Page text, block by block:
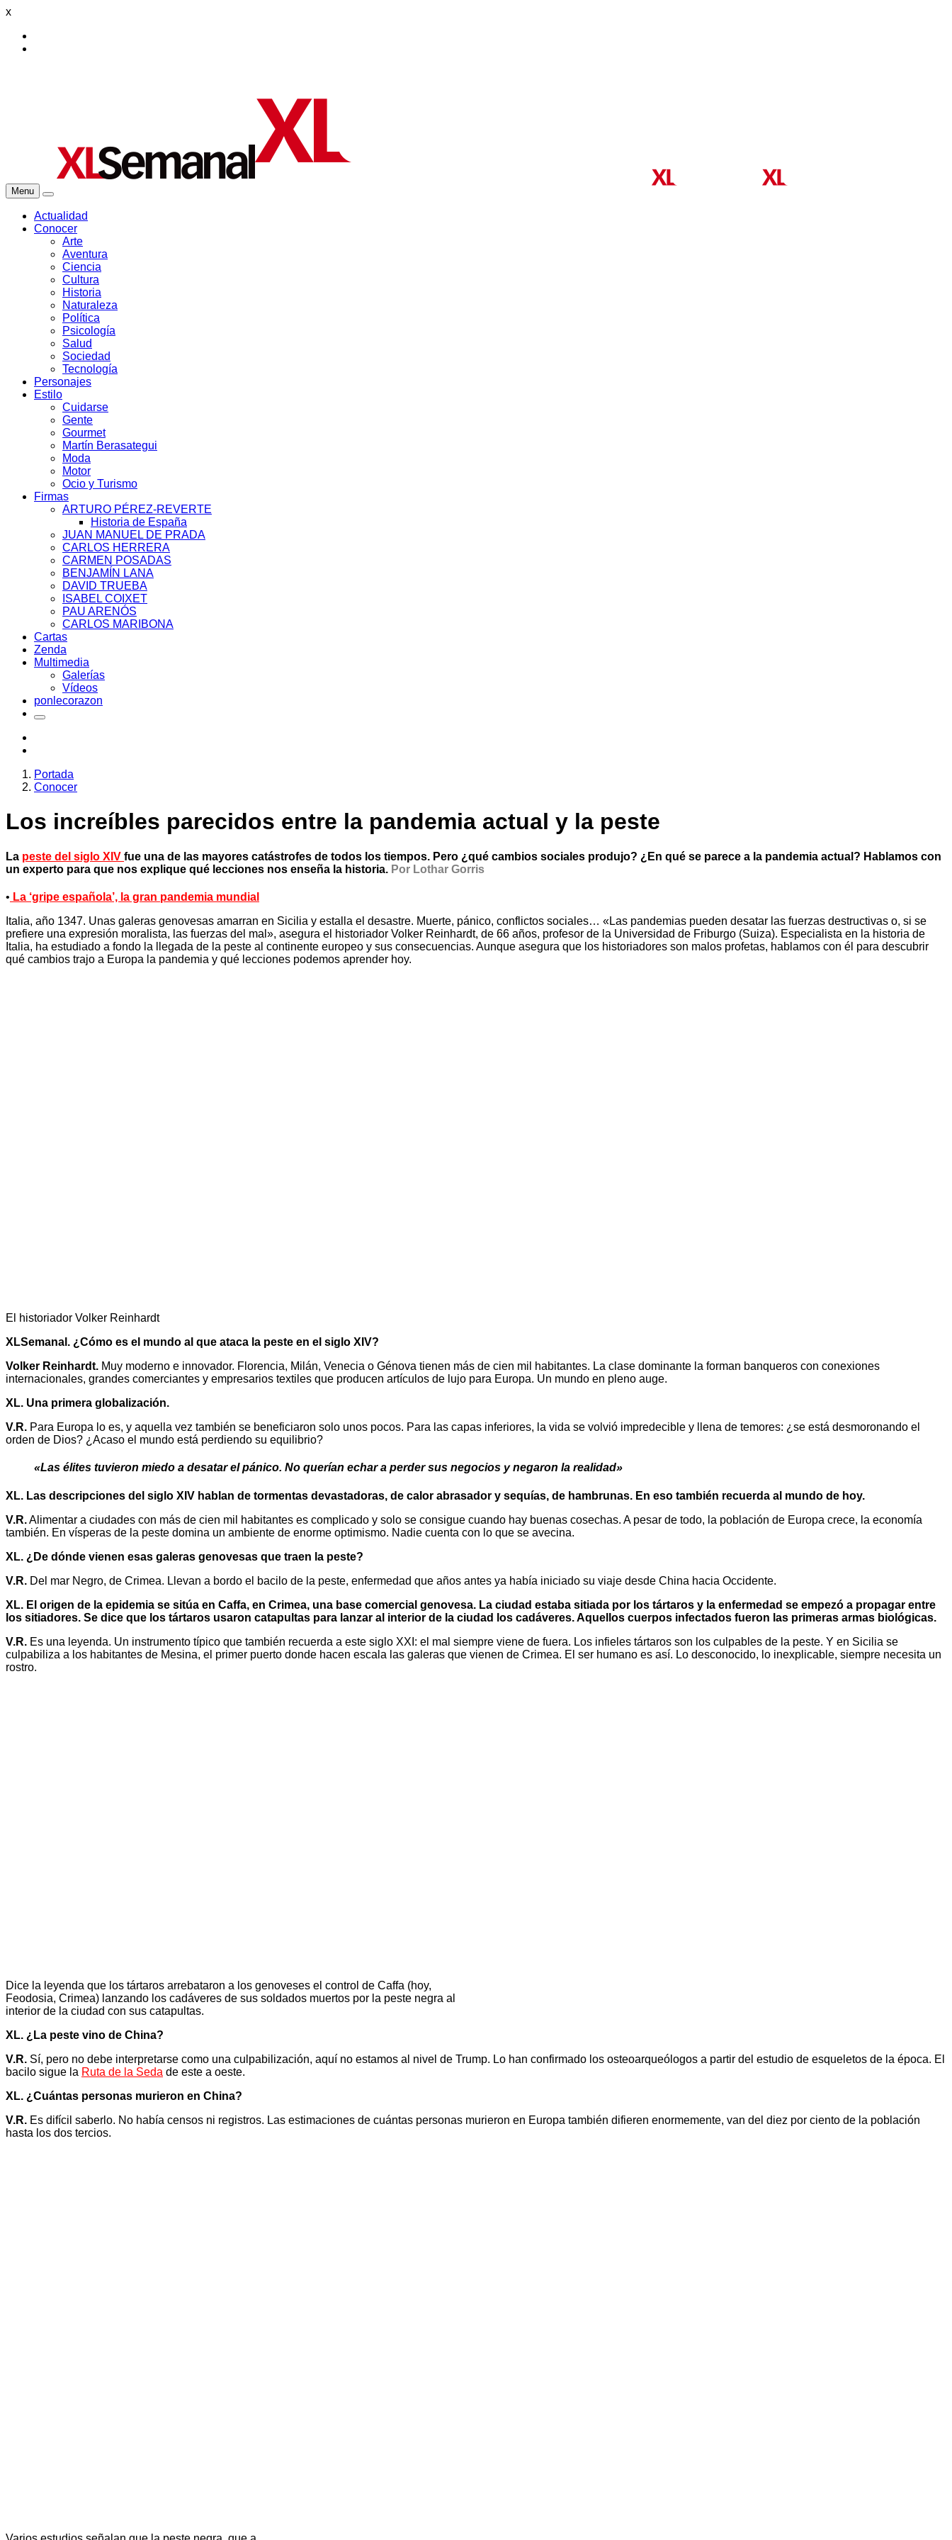
x
Menu
Actualidad
Conocer
Arte
Aventura
Ciencia
Cultura
Historia
Naturaleza
Política
Psicología
Salud
Sociedad
Tecnología
Personajes
Estilo
Cuidarse
Gente
Gourmet
Martín Berasategui
Moda
Motor
Ocio y Turismo
Firmas
ARTURO PÉREZ-REVERTE
Historia de España
JUAN MANUEL DE PRADA
CARLOS HERRERA
CARMEN POSADAS
BENJAMÍN LANA
DAVID TRUEBA
ISABEL COIXET
PAU ARENÓS
CARLOS MARIBONA
Cartas
Zenda
Multimedia
Galerías
Vídeos
ponlecorazon
Portada
Conocer
Los increíbles parecidos entre la pandemia actual y la peste
La peste del siglo XIV fue una de las mayores catástrofes de todos los tiempos. Pero ¿qué cambios sociales produjo? ¿En qué se parece a la pandemia actual? Hablamos con
un experto para que nos explique qué lecciones nos enseña la historia. Por Lothar Gorris
• La ‘gripe española’, la gran pandemia mundial
Italia, año 1347. Unas galeras genovesas amarran en Sicilia y estalla el desastre. Muerte, pánico, conflictos sociales… «Las pandemias pueden desatar las fuerzas destructivas o, si se
prefiere una expresión moralista, las fuerzas del mal», asegura el historiador Volker Reinhardt, de 66 años, profesor de la Universidad de Friburgo (Suiza). Especialista en la historia de
Italia, ha estudiado a fondo la llegada de la peste al continente europeo y sus consecuencias. Aunque asegura que los historiadores son malos profetas, hablamos con él para descubrir
qué cambios trajo a Europa la pandemia y qué lecciones podemos aprender hoy.
El historiador Volker Reinhardt
XLSemanal. ¿Cómo es el mundo al que ataca la peste en el siglo XIV?
Volker Reinhardt. Muy moderno e innovador. Florencia, Milán, Venecia o Génova tienen más de cien mil habitantes. La clase dominante la forman banqueros con conexiones
internacionales, grandes comerciantes y empresarios textiles que producen artículos de lujo para Europa. Un mundo en pleno auge.
XL. Una primera globalización.
V.R. Para Europa lo es, y aquella vez también se beneficiaron solo unos pocos. Para las capas inferiores, la vida se volvió impredecible y llena de temores: ¿se está desmoronando el
orden de Dios? ¿Acaso el mundo está perdiendo su equilibrio?
«Las élites tuvieron miedo a desatar el pánico. No querían echar a perder sus negocios y negaron la realidad»
XL. Las descripciones del siglo XIV hablan de tormentas devastadoras, de calor abrasador y sequías, de hambrunas. En eso también recuerda al mundo de hoy.
V.R.Alimentar a ciudades con más de cien mil habitantes es complicado y solo se consigue cuando hay buenas cosechas. A pesar de todo, la población de Europa crece, la economía
también. En vísperas de la peste domina un ambiente de enorme optimismo. Nadie cuenta con lo que se avecina.
XL. ¿De dónde vienen esas galeras genovesas que traen la peste?
V.R. Del mar Negro, de Crimea. Llevan a bordo el bacilo de la peste, enfermedad que años antes ya había iniciado su viaje desde China hacia Occidente.
XL. El origen de la epidemia se sitúa en Caffa, en Crimea, una base comercial genovesa. La ciudad estaba sitiada por los tártaros y la enfermedad se empezó a propagar entre
los sitiadores. Se dice que los tártaros usaron catapultas para lanzar al interior de la ciudad los cadáveres. Aquellos cuerpos infectados fueron las primeras armas biológicas.
V.R. Es una leyenda. Un instrumento típico que también recuerda a este siglo XXI: el mal siempre viene de fuera. Los infieles tártaros son los culpables de la peste. Y en Sicilia se
culpabiliza a los habitantes de Mesina, el primer puerto donde hacen escala las galeras que vienen de Crimea. El ser humano es así. Lo desconocido, lo inexplicable, siempre necesita un
rostro.
Dice la leyenda que los tártaros arrebataron a los genoveses el control de Caffa (hoy,
Feodosia, Crimea) lanzando los cadáveres de sus soldados muertos por la peste negra al
interior de la ciudad con sus catapultas.
XL. ¿La peste vino de China?
V.R. Sí, pero no debe interpretarse como una culpabilización, aquí no estamos al nivel de Trump. Lo han confirmado los osteoarqueólogos a partir del estudio de esqueletos de la época. El
bacilo sigue la Ruta de la Seda de este a oeste.
XL. ¿Cuántas personas murieron en China?
V.R. Es difícil saberlo. No había censos ni registros. Las estimaciones de cuántas personas murieron en Europa también difieren enormemente, van del diez por ciento de la población
hasta los dos tercios.